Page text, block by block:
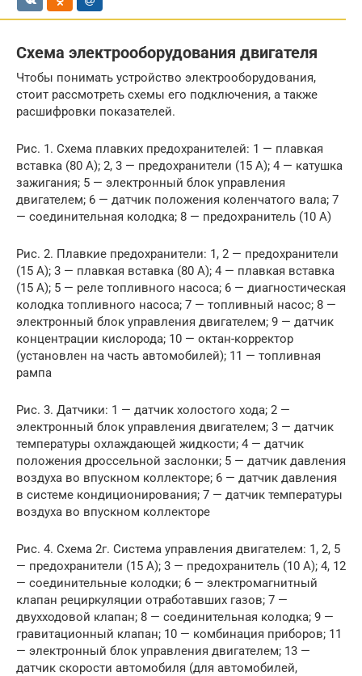
Схема электрооборудования двигателя
Чтобы понимать устройство электрооборудования,
стоит рассмотреть схемы его подключения, а также
расшифровки показателей.
Рис. 1. Схема плавких предохранителей: 1 — плавкая
вставка (80 А); 2, 3 — предохранители (15 А); 4 — катушка
зажигания; 5 — электронный блок управления
двигателем; 6 — датчик положения коленчатого вала; 7
— соединительная колодка; 8 — предохранитель (10 А)
Рис. 2. Плавкие предохранители: 1, 2 — предохранители
(15 А); 3 — плавкая вставка (80 А); 4 — плавкая вставка
(15 А); 5 — реле топливного насоса; 6 — диагностическая
колодка топливного насоса; 7 — топливный насос; 8 —
электронный блок управления двигателем; 9 — датчик
концентрации кислорода; 10 — октан-корректор
(установлен на часть автомобилей); 11 — топливная
рампа
Рис. 3. Датчики: 1 — датчик холостого хода; 2 —
электронный блок управления двигателем; 3 — датчик
температуры охлаждающей жидкости; 4 — датчик
положения дроссельной заслонки; 5 — датчик давления
воздуха во впускном коллекторе; 6 — датчик давления
в системе кондиционирования; 7 — датчик температуры
воздуха во впускном коллекторе
Рис. 4. Схема 2г. Система управления двигателем: 1, 2, 5
— предохранители (15 А); 3 — предохранитель (10 А); 4, 12
— соединительные колодки; 6 — электромагнитный
клапан рециркуляции отработавших газов; 7 —
двухходовой клапан; 8 — соединительная колодка; 9 —
гравитационный клапан; 10 — комбинация приборов; 11
— электронный блок управления двигателем; 13 —
датчик скорости автомобиля (для автомобилей,